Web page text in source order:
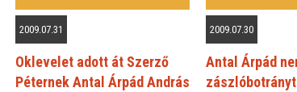
2009.07.31
Oklevelet adott át Szerző
Péternek Antal Árpád András
2009.07.30
Antal Árpád
zászlóbotrányt